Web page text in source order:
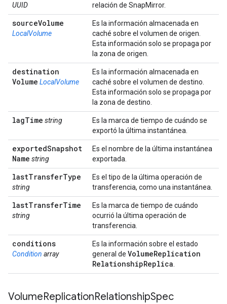
UUID
relación de SnapMirror.
sourceVolume
LocalVolume
Es la información almacenada en
caché sobre el volumen de origen.
Esta información solo se propaga por
la zona de origen.
destination
Volume LocalVolume
Es la información almacenada en
caché sobre el volumen de destino.
Esta información solo se propaga por
la zona de destino.
lagTime string
Es la marca de tiempo de cuándo se
exportó la última instantánea.
exportedSnapshot
Name string
Es el nombre de la última instantánea
exportada.
lastTransferType
string
Es el tipo de la última operación de
transferencia, como una instantánea.
lastTransferTime
string
Es la marca de tiempo de cuándo
ocurrió la última operación de
transferencia.
conditions
Condition array
Es la información sobre el estado
general de VolumeReplication
RelationshipReplica
VolumeReplicationRelationshipSpec